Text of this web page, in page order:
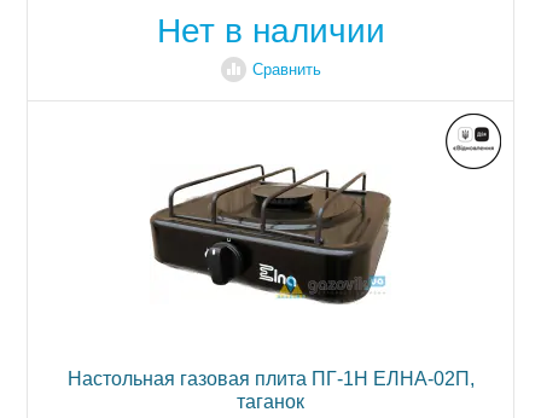
эмалированное покрытие корпуса, страна...
Нет в наличии
Сравнить
Настольная газовая плита ПГ-1Н ЕЛНА-02П,
таганок